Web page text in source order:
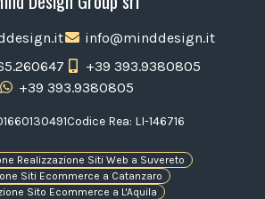
info@minddesign.it
+39 393.9380805
+39 393.9380805
Codice Rea: LI-146716
Realizzazione Siti Web a Suvereto
Siti Ecommerce a Catanzaro
Sito Ecommerce a L'Aquila